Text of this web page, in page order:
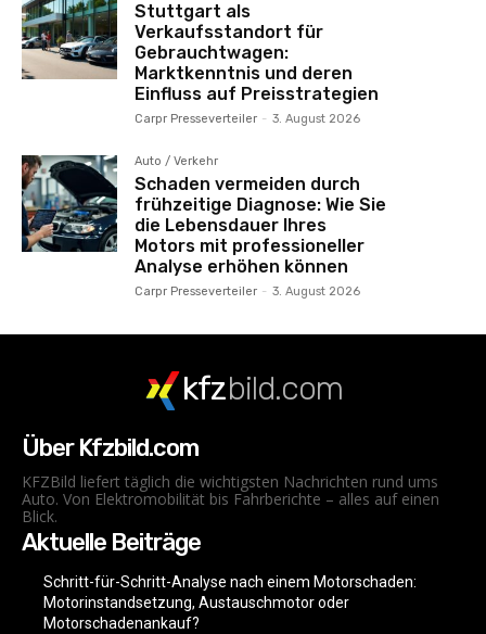
Stuttgart als
Verkaufsstandort für
Gebrauchtwagen:
Marktkenntnis und deren
Einfluss auf Preisstrategien
Carpr Presseverteiler - 3. August 2026
Auto / Verkehr
Schaden vermeiden durch
frühzeitige Diagnose: Wie Sie
die Lebensdauer Ihres
Motors mit professioneller
Analyse erhöhen können
Carpr Presseverteiler - 3. August 2026
kfzbild.com
Über Kfzbild.com
KFZBild liefert täglich die wichtigsten Nachrichten rund ums
Auto. Von Elektromobilität bis Fahrberichte – alles auf einen
Blick.
Aktuelle Beiträge
Schritt-für-Schritt-Analyse nach einem Motorschaden:
Motorinstandsetzung, Austauschmotor oder
Motorschadenankauf?